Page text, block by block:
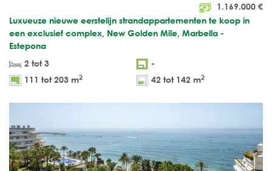
1.169.000 €
Luxueuze nieuwe eerstelijn strandappartementen te koop in
een exclusief complex, New Golden Mile, Marbella -
Estepona
2 tot 3
-
111 tot 203 m2 42 tot 142 m2